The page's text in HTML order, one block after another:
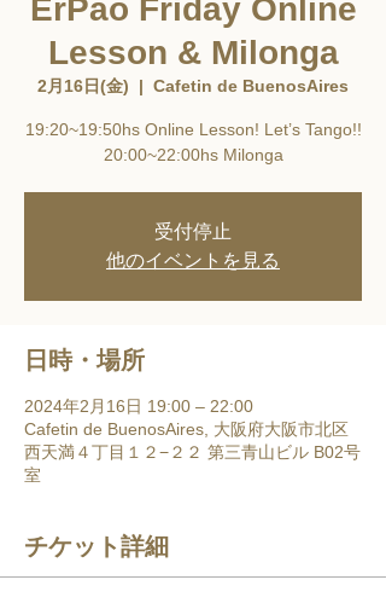
ErPao Friday Online
Lesson & Milonga
2月16日(金)
  |
Cafetin de BuenosAires
19:20~19:50hs Online Lesson! Let’s Tango!!
20:00~22:00hs Milonga
受付停止
他のイベントを見る
日時・場所
2024年2月16日 19:00 – 22:00
Cafetin de BuenosAires, 大阪府大阪市北区
西天満４丁目１２−２２ 第三青山ビル B02号
室
チケット詳細